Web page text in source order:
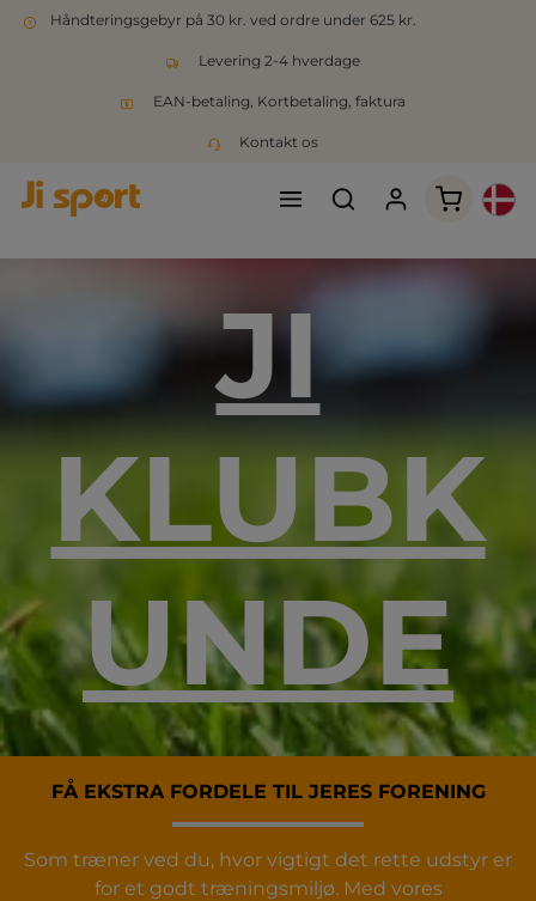
Håndteringsgebyr på 30 kr. ved ordre under 625 kr.
Levering 2-4 hverdage
EAN-betaling, Kortbetaling, faktura
Kontakt os
JI
KLUBK
UNDE
FÅ EKSTRA FORDELE TIL JERES FORENING
Som træner ved du, hvor vigtigt det rette udstyr er
for et godt træningsmiljø. Med vores